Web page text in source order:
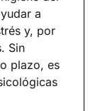
a
y, por
Sin
plazo, es